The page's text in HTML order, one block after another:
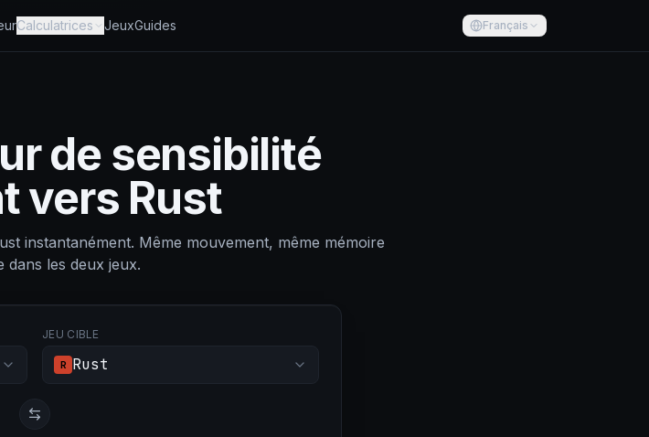
Calculatrices JeuxGuides Français
de sensibilité
vers Rust
instantanément. Même mouvement, même mémoire
dans les deux jeux.
JEU CIBLE
R Rust